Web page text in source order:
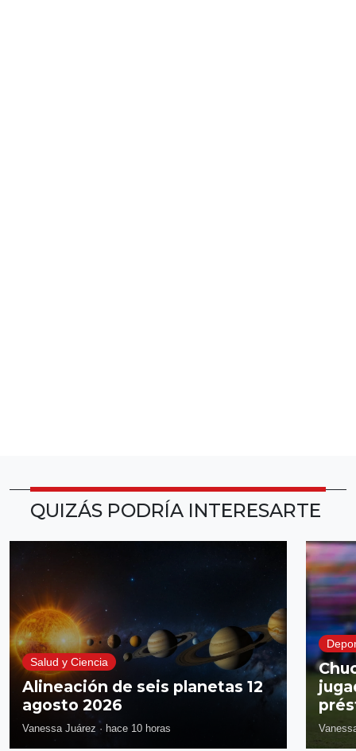
QUIZÁS PODRÍA INTERESARTE
Salud y Ciencia
Alineación de seis planetas 12
agosto 2026
Vanessa Juárez · hace 10 horas